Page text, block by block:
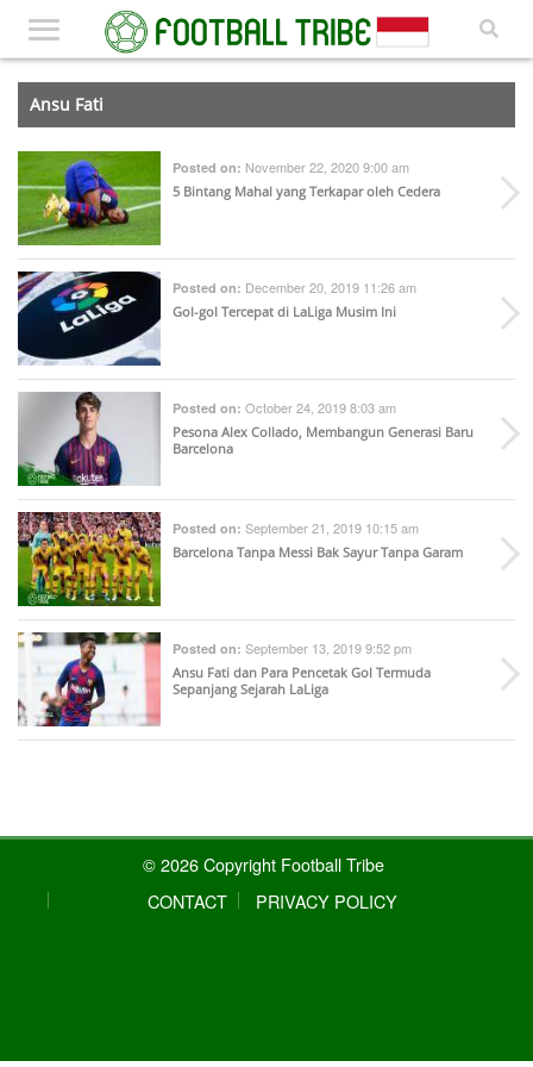
Ansu Fati
Posted on: November 22, 2020 9:00 am
5 Bintang Mahal yang Terkapar oleh Cedera
Posted on: December 20, 2019 11:26 am
Gol-gol Tercepat di LaLiga Musim Ini
Posted on: October 24, 2019 8:03 am
Pesona Alex Collado, Membangun Generasi Baru
Barcelona
Posted on: September 21, 2019 10:15 am
Barcelona Tanpa Messi Bak Sayur Tanpa Garam
Posted on: September 13, 2019 9:52 pm
Ansu Fati dan Para Pencetak Gol Termuda
Sepanjang Sejarah LaLiga
© 2026 Copyright Football Tribe
CONTACT
PRIVACY POLICY